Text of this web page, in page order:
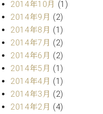
2014年10月 (1)
2014年9月 (2)
2014年8月 (1)
2014年7月 (2)
2014年6月 (2)
2014年5月 (1)
2014年4月 (1)
2014年3月 (2)
2014年2月 (4)